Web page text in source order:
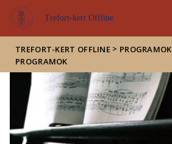
Események
ELTE a
sajtóban
Trefort-kert Offline
TREFORT-KERT OFFLINE > PROGRAMOK
PROGRAMOK